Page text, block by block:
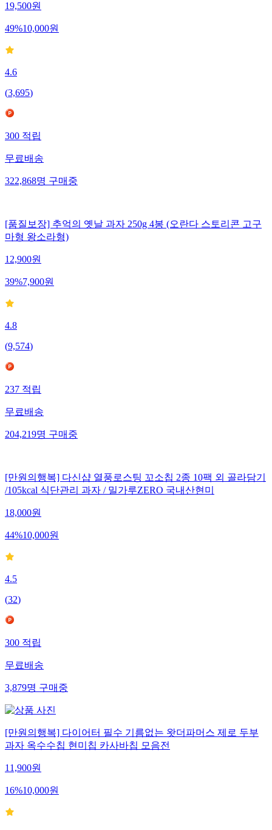
19,500원
49%10,000원
4.6
(3,695)
300 적립
무료배송
322,868명 구매중
[품질보장] 추억의 옛날 과자 250g 4봉 (오란다 스토리콘 고구
마형 왕소라형)
12,900원
39%7,900원
4.8
(9,574)
237적립
무료배송
204,219명구매중
[만원의행복] 다신샵 열풍로스팅 꼬소칩 2종 10팩 외 골라담기
/105kcal 식단관리 과자 / 밀가루ZERO 국내산현미
18,000원
44%10,000원
4.5
(32)
300적립
무료배송
3,879명구매중
[만원의행복] 다이어터 필수 기름없는 왓더파머스 제로 두부
과자 옥수수칩 현미칩 카사바칩 모음전
11,900원
16%10,000원